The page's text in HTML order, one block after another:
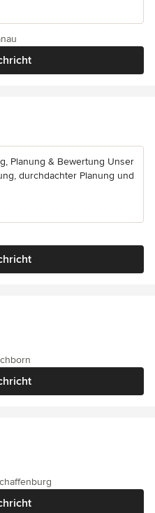
Planung & Bewertung Unser
durchdachter Planung und